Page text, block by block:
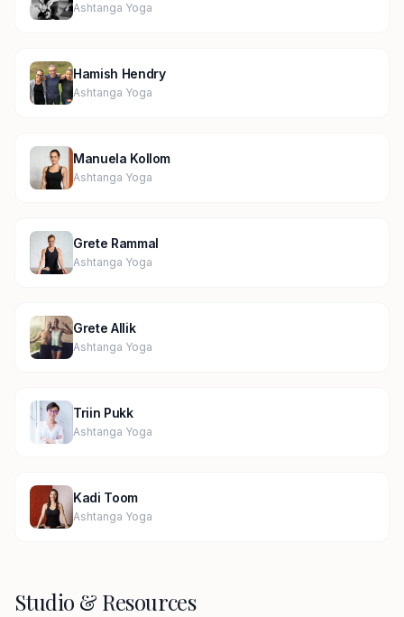
Ashtanga Yoga
Hamish Hendry
Ashtanga Yoga
Manuela Kollom
Ashtanga Yoga
Grete Rammal
Ashtanga Yoga
Grete Allik
Ashtanga Yoga
Triin Pukk
Ashtanga Yoga
Kadi Toom
Ashtanga Yoga
Studio & Resources